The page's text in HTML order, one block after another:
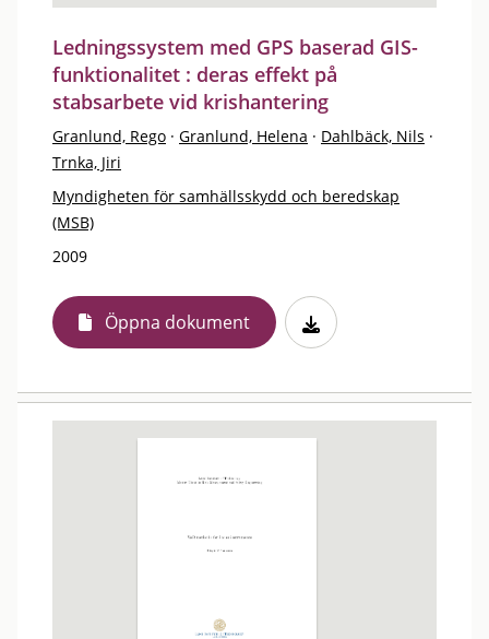
Ledningssystem med GPS baserad GIS-
funktionalitet : deras effekt på
stabsarbete vid krishantering
Granlund, Rego · Granlund, Helena · Dahlbäck, Nils ·
Trnka, Jiri
Myndigheten för samhällsskydd och beredskap
(MSB)
2009
Öppna dokument